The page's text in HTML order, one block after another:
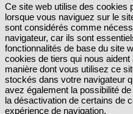
Ce site web utilise des cookies
lorsque vous naviguez sur le
sont considérés comme
navigateur, car ils sont
fonctionnalités de base du site
cookies de tiers qui nous
manière dont vous utilisez ce
stockés dans votre navigateur
avez également la possibilité
la désactivation de certains de
expérience de navigation.